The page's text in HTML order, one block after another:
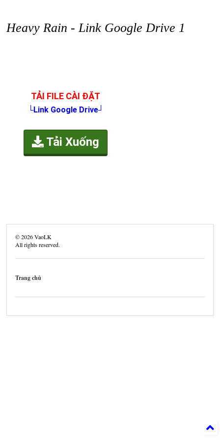
Heavy Rain - Link Google Drive 1
TẢI FILE CÀI ĐẶT
└Link Google Drive┘
Tải Xuống
©2026VaoLK
All rights reserved.
Trang chủ